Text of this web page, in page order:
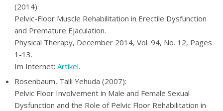
(2014):
Pelvic-Floor Muscle Rehabilitation in Erectile Dysfunction
and Premature Ejaculation.
Physical Therapy, December 2014, Vol. 94, No. 12, Pages
1-13.
Im Internet: Artikel.
Rosenbaum, Talli Yehuda (2007):
Pelvic Floor Involvement in Male and Female Sexual
Dysfunction and the Role of Pelvic Floor Rehabilitation in